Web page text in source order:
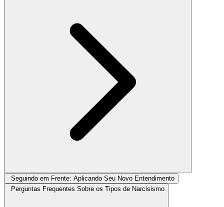
Seguindo em Frente: Aplicando Seu Novo Entendimento
Perguntas Frequentes Sobre os Tipos de Narcisismo